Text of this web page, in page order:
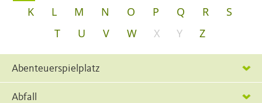
K
L M N O P Q R
S
T
U V W X Y Z
Abenteuerspielplatz
Abfall